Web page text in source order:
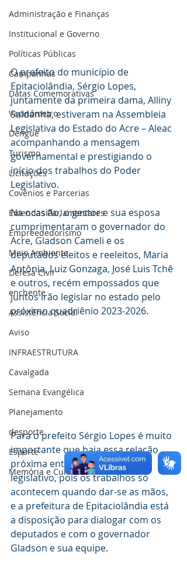
Administração e Finanças
Institucional e Governo
Políticas Públicas
Campanhas
Datas Comemorativas
Vacinômetro
Dengue
Turismo
Licitações
Covênios e Parcerias
Emendas Parlamentares
Empreededorismo
Meio Ambiente
Defesa Civil
enchente
Assistência Social
Aviso
INFRAESTRUTURA
Cavalgada
Semana Evangélica
Planejamento
desporte
Esporte
Memória e Cultura
O prefeito do município de
Epitaciolândia, Sérgio Lopes,
juntamente da primeira dama, Alliny
Saldanha, estiveram na Assembleia
Legislativa do Estado do Acre – Aleac
acompanhando a mensagem
governamental e prestigiando o
início dos trabalhos do Poder
Legislativo.
Na ocasião, o gestor e sua esposa
cumprimentaram o governador do
Acre, Gladson Cameli e os
deputados eleitos e reeleitos, Maria
Antônia, Luiz Gonzaga, José Luis Tchê
e outros, recém empossados que
juntos irão legislar no estado pelo
próximo quadriênio 2023-2026.
Para o prefeito Sérgio Lopes é muito
importante que haja essa relação
próxima entre o executivo e
legislativo, pois os trabalhos só
acontecem quando dar-se as mãos,
e a prefeitura de Epitaciolândia está
a disposição para dialogar com os
deputados e com o governador
Gladson e sua equipe.